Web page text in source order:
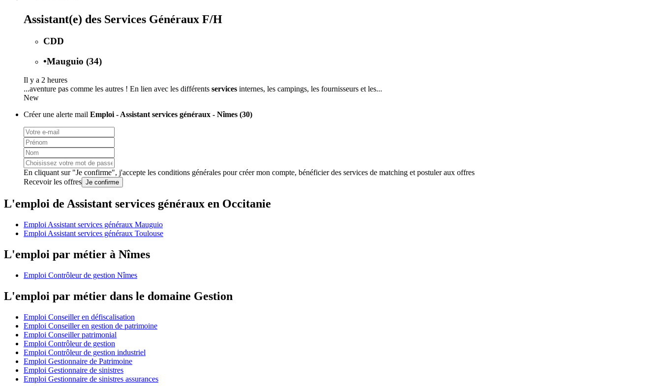
Assistant(e) des Services Généraux F/H
CDD
•Mauguio (34)
Il y a 2 heures
...aventure pas comme les autres ! En lien avec les différents services internes, les campings, les fournisseurs et les...
New
Créer une alerte mail Emploi - Assistant services généraux - Nîmes (30)
En cliquant sur "Je confirme", j'accepte les conditions générales pour créer mon compte, bénéficier des services de matching et postuler aux offres
Recevoir les offres Je confirme
L'emploi de Assistant services généraux en Occitanie
Emploi Assistant services généraux Mauguio
Emploi Assistant services généraux Toulouse
L'emploi par métier à Nîmes
Emploi Contrôleur de gestion Nîmes
L'emploi par métier dans le domaine Gestion
Emploi Conseiller en défiscalisation
Emploi Conseiller en gestion de patrimoine
Emploi Conseiller patrimonial
Emploi Contrôleur de gestion
Emploi Contrôleur de gestion industriel
Emploi Gestionnaire de Patrimoine
Emploi Gestionnaire de sinistres
Emploi Gestionnaire de sinistres assurances